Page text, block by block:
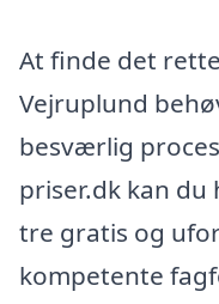
At finde det
Vejruplund
besværlig
priser.dk kan
tre gratis og
kompetente